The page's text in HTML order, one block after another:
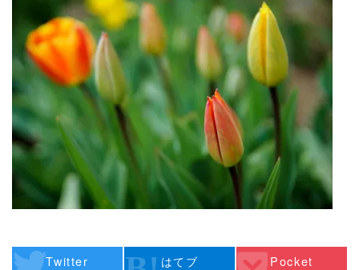
Twitter はてブ Pocket